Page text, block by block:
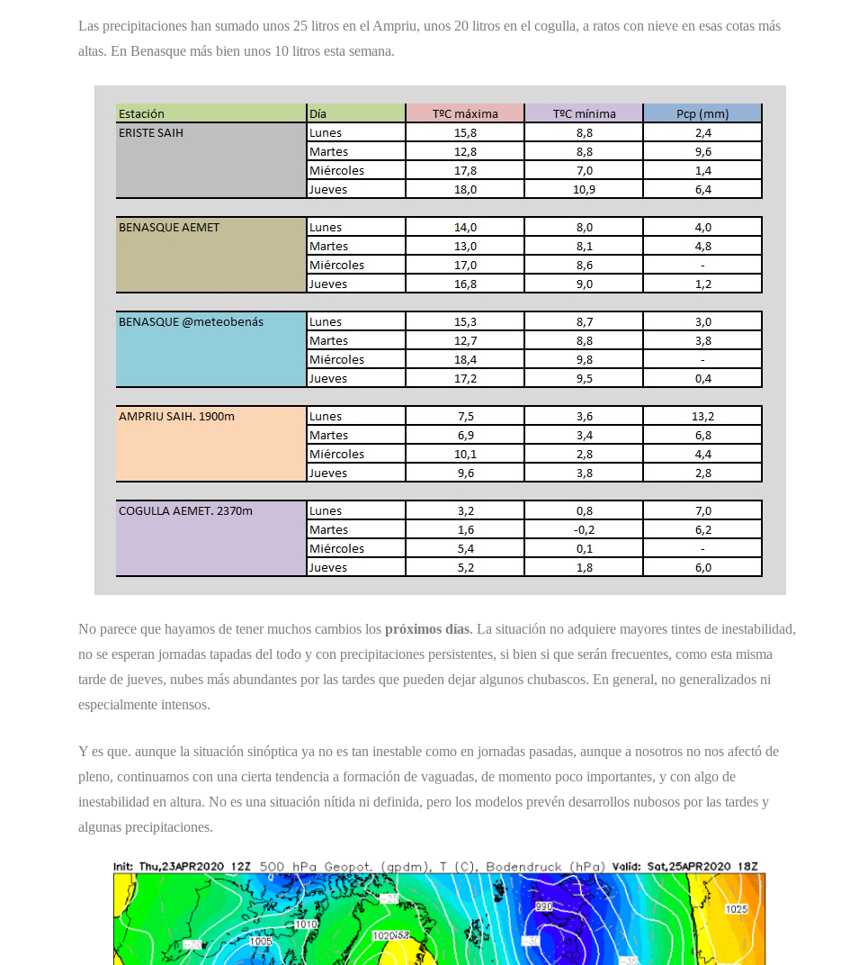
Las precipitaciones han sumado unos 25 litros en el Ampriu, unos 20 litros en el cogulla, a ratos con nieve en esas cotas más
altas. En Benasque más bien unos 10 litros esta semana.
No parece que hayamos de tener muchos cambios los próximos días. La situación no adquiere mayores tintes de inestabilidad,
no se esperan jornadas tapadas del todo y con precipitaciones persistentes, si bien si que serán frecuentes, como esta misma
tarde de jueves, nubes más abundantes por las tardes que pueden dejar algunos chubascos. En general, no generalizados ni
especialmente intensos.
Y es que. aunque la situación sinóptica ya no es tan inestable como en jornadas pasadas, aunque a nosotros no nos afectó de
pleno, continuamos con una cierta tendencia a formación de vaguadas, de momento poco importantes, y con algo de
inestabilidad en altura. No es una situación nítida ni definida, pero los modelos prevén desarrollos nubosos por las tardes y
algunas precipitaciones.